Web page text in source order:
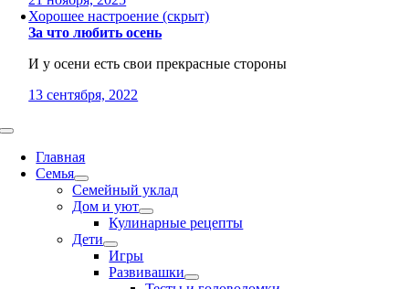
Хорошее настроение (скрыт)
За что любить осень
И у осени есть свои прекрасные стороны
13 сентября, 2022
Toggle
NavigationГлавная
Семья
Семейный уклад
Дом и уют
Кулинарные рецепты
Дети
Игры
Развивашки